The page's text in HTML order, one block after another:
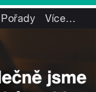
Pořady Více…